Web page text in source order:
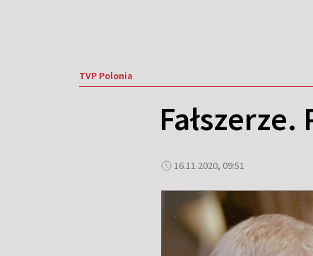
TVP Polonia
16.11.2020, 09:51